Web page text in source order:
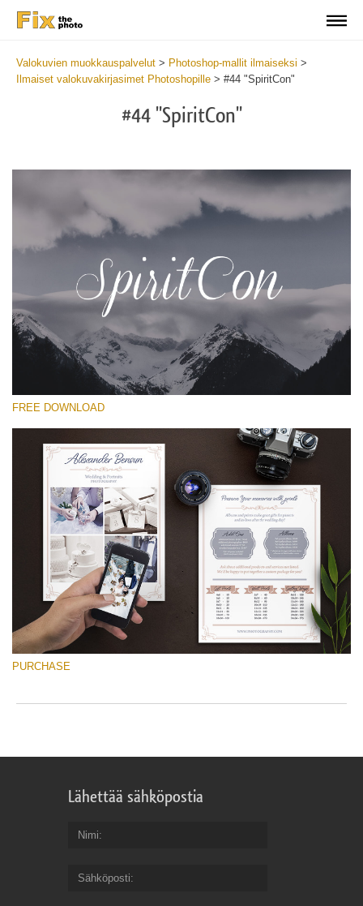
Valokuvien muokkauspalvelut > Photoshop-mallit ilmaiseksi >
Ilmaiset valokuvakirjasimet Photoshopille > #44 "SpiritCon"
#44 "SpiritCon"
Please select
Free Font #44
Wedding Photography Templates
Free download
FREE DOWNLOAD
PURCHASE
Lähettää sähköpostia
Nimi
Sähköposti